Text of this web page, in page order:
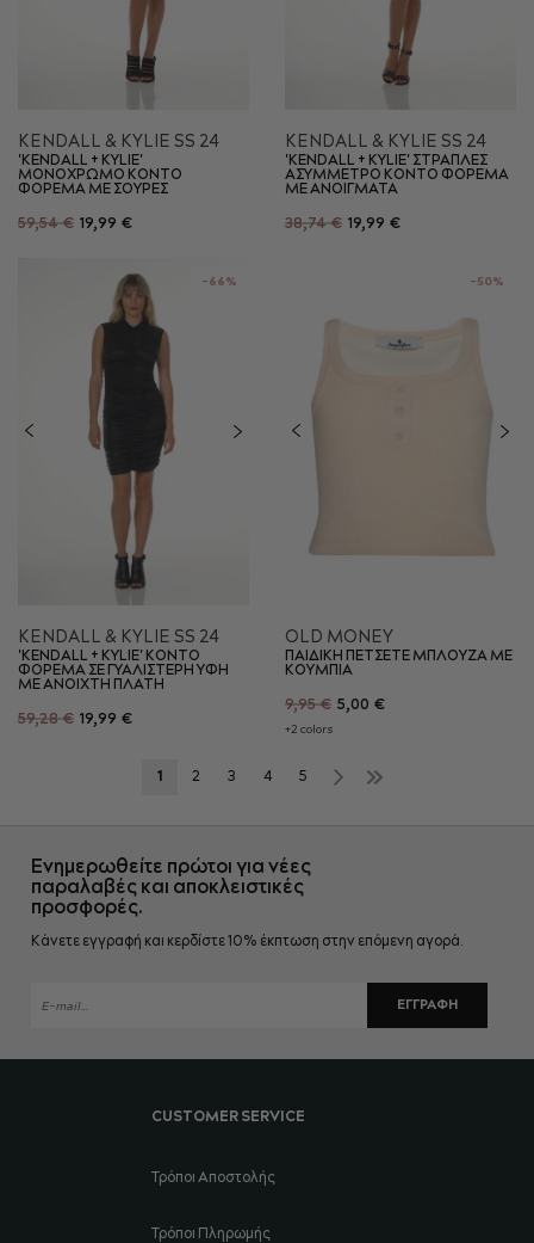
KENDALL & KYLIE SS 24
'KENDALL + KYLIE'
ΜΟΝΟΧΡΩΜΟ ΚΟΝΤΟ
ΦΟΡΕΜΑ ΜΕ ΣΟΥΡΕΣ
59,54 € 19,99 €
KENDALL & KYLIE SS 24
'KENDALL + KYLIE' ΣΤΡΑΠΛΕΣ
ΑΣΥΜΜΕΤΡΟ ΚΟΝΤΟ ΦΟΡΕΜΑ
ΜΕ ΑΝΟΙΓΜΑΤΑ
38,74 € 19,99 €
-66%
KENDALL & KYLIE SS 24
'KENDALL + KYLIE' KONTO
ΦΟΡΕΜΑ ΣΕ ΓΥΑΛΙΣΤΕΡΗ ΥΦΗ
ΜΕ ΑΝΟΙΧΤΗ ΠΛΑΤΗ
59,28 € 19,99 €
-50%
OLD MONEY
ΠΑΙΔΙΚΗ ΠΕΤΣΕΤΕ ΜΠΛΟΥΖΑ ΜΕ
ΚΟΥΜΠΙΑ
9,95 € 5,00 €
+2 colors
Σελίδα
Διαβάζετε
στιγμή
σελίδα
1 Σελίδα
2 Σελίδα
3 Σελίδα
4 Σελίδα
5 Σελίδα
»
CUSTOMER SERVICE
Τρόποι Αποστολής
Τρόποι Πληρωμής
Ενημερωθείτε πρώτοι για νέες
παραλαβές και αποκλειστικές
προσφορές.
Κάνετε εγγραφή και κερδίστε 10% έκπτωση στην επόμενη αγορά.
ΕΓΓΡΑΦΉ